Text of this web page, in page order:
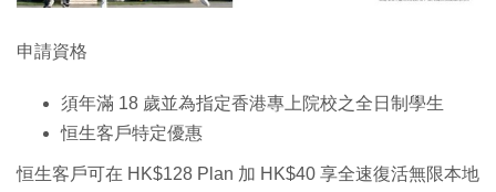
申請資格
須年滿 18 歲並為指定香港專上院校之全日制學生
恒生客戶特定優惠
恒生客戶可在 HK$128 Plan 加 HK$40 享全速復活無限本地